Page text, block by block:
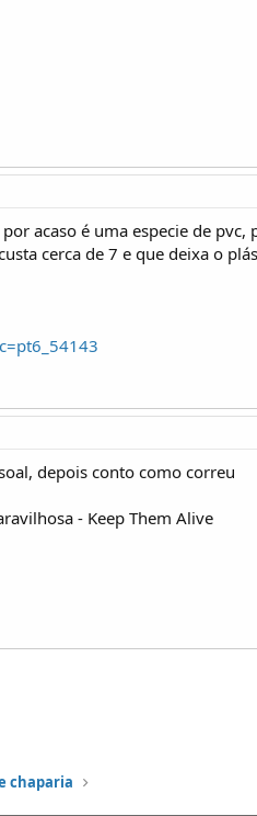
acaso é uma especie de
cerca de 7 e que deixa o
depois conto como correu
- Keep Them Alive
chaparia